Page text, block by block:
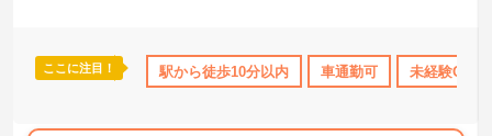
日勤のみ ボーナス・賞与あり 社会保険完備 交通費支給
ここに注目！ 駅から徒歩10分以内 車通勤可 未経験OK